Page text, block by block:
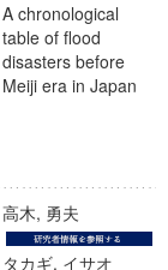
A chronological
table of flood
disasters before
Meiji era in Japan
高木, 勇夫
タカギ, イサオ